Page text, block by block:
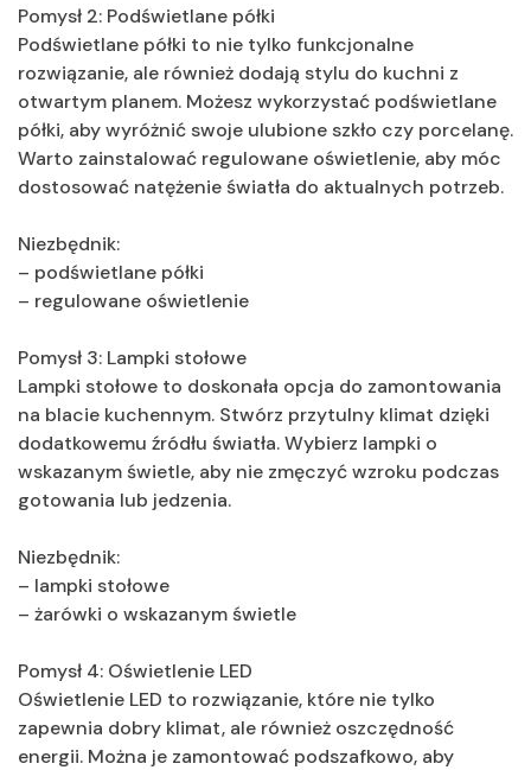
Pomysł 2: Podświetlane półki
Podświetlane półki to nie tylko funkcjonalne
rozwiązanie, ale również dodają stylu do kuchni z
otwartym planem. Możesz wykorzystać podświetlane
półki, aby wyróżnić swoje ulubione szkło czy porcelanę.
Warto zainstalować regulowane oświetlenie, aby móc
dostosować natężenie światła do aktualnych potrzeb.
Niezbędnik:
– podświetlane półki
– regulowane oświetlenie
Pomysł 3: Lampki stołowe
Lampki stołowe to doskonała opcja do zamontowania
na blacie kuchennym. Stwórz przytulny klimat dzięki
dodatkowemu źródłu światła. Wybierz lampki o
wskazanym świetle, aby nie zmęczyć wzroku podczas
gotowania lub jedzenia.
Niezbędnik:
– lampki stołowe
– żarówki o wskazanym świetle
Pomysł 4: Oświetlenie LED
Oświetlenie LED to rozwiązanie, które nie tylko
zapewnia dobry klimat, ale również oszczędność
energii. Można je zamontować podszafkowo, aby